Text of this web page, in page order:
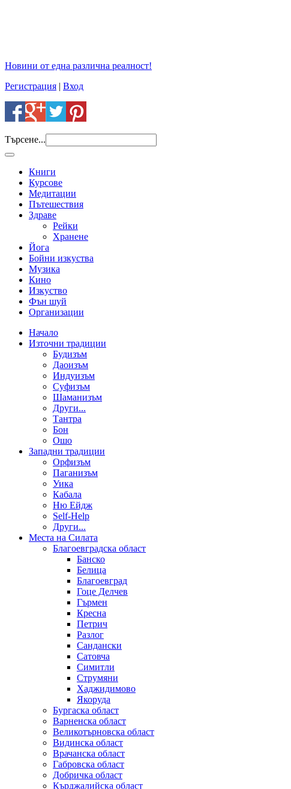
Новини от една различна реалност!
Регистрация | Вход
Търсене...
Книги
Курсове
Медитации
Пътешествия
Здраве
Рейки
Хранене
Йога
Бойни изкуства
Музика
Кино
Изкуство
Фън шуй
Организации
Начало
Източни традиции
Будизъм
Даоизъм
Индуизъм
Суфизъм
Шаманизъм
Други...
Тантра
Бон
Ошо
Западни традиции
Орфизъм
Паганизъм
Уика
Кабала
Ню Ейдж
Self-Help
Други...
Места на Силата
Благоевградска област
Банско
Белица
Благоевград
Гоце Делчев
Гърмен
Кресна
Петрич
Разлог
Сандански
Сатовча
Симитли
Струмяни
Хаджидимово
Якоруда
Бургаска област
Варненска област
Великотърновска област
Видинска област
Врачанска област
Габровска област
Добричка област
Кърджалийска област